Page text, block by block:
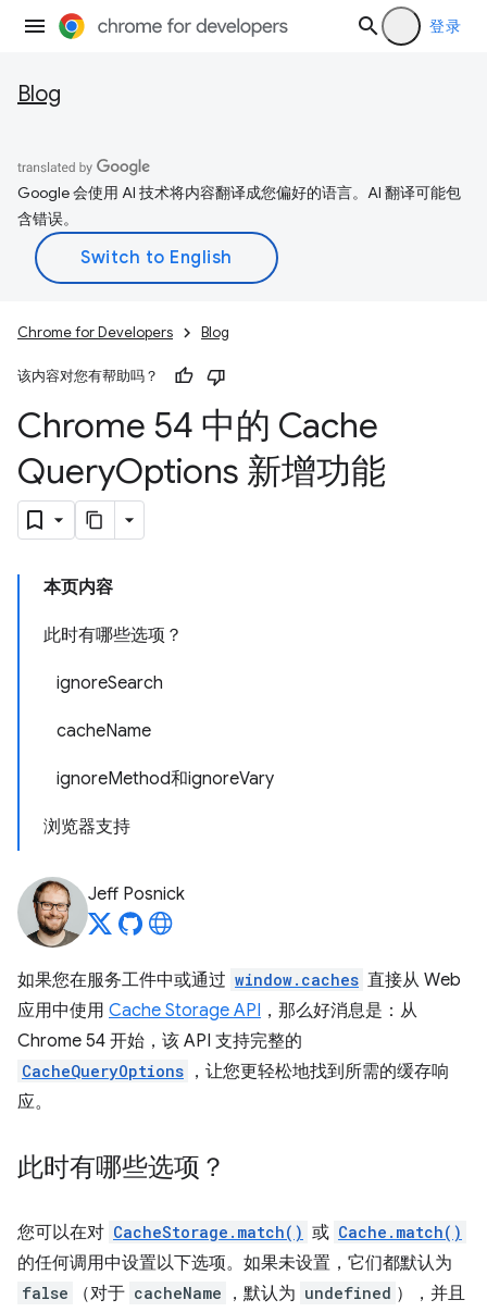
登录
Blog
Google 会使用 AI 技术将内容翻译成您偏好的语言。AI 翻译可能包
含错误。
Chrome for Developers Blog
该内容对您有帮助吗？
Chrome 54 中的 Cache
QueryOptions 新增功能
本页内容
此时有哪些选项？
ignoreSearch
cacheName
ignoreMethod和ignoreVary
浏览器支持
Jeff Posnick
如果您在服务工件中或通过 window.caches 直接从 Web
应用中使用 Cache Storage API ，那么好消息是：从
Chrome 54 开始，该 API 支持完整的
CacheQueryOptions ，让您更轻松地找到所需的缓存响
应。
此时有哪些选项？
您可以在对 CacheStorage.match() 或 Cache.match()
的任何调用中设置以下选项。如果未设置，它们都默认为
false （对于 cacheName ，默认为 undefined ），并且